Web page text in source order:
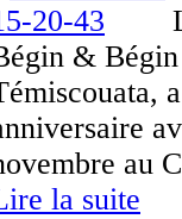
&
au
la suite